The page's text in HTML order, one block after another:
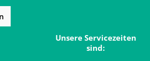
Unsere Servicezeiten
sind: